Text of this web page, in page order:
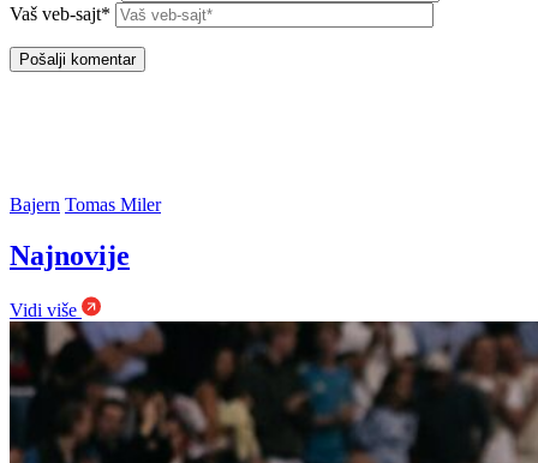
Vaš veb-sajt*
Bajern Tomas Miler
Najnovije
Vidi više